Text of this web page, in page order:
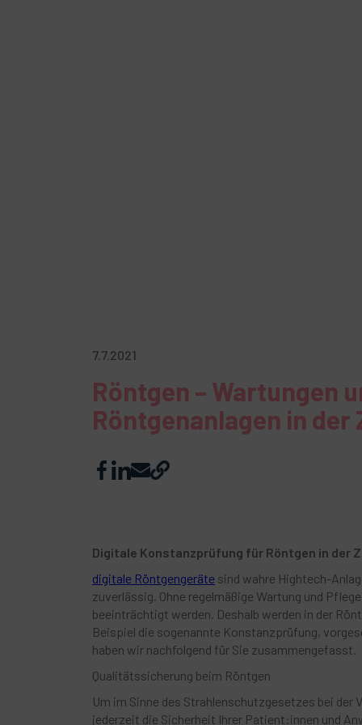
7.7.2021
Röntgen – Wartungen
Röntgenanlagen in
Digitale Konstanzprüfung für Röntgen in der
digitale Röntgengeräte sind wahre Hightech-
zuverlässig. Ohne regelmäßige Wartung und
beeinträchtigt werden. Deshalb werden in der
Beispiel die sogenannte Konstanzprüfung,
haben wir nachfolgend für Sie zusammengefasst.
Qualitätssicherung beim Röntgen
Um im Sinne des Strahlenschutzgesetzes bei
jederzeit die Sicherheit Ihrer Patient:innen und